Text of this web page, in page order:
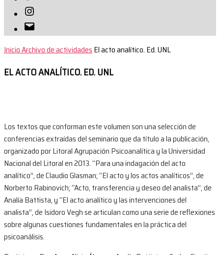
Instagram
Correo
electrónico
InicioArchivo de actividadesEl acto analítico. Ed. UNL
EL ACTO ANALÍTICO. ED. UNL
Los textos que conforman este volumen son una selección de
conferencias extraídas del seminario que da título a la publicación,
organizado por Litoral Agrupación Psicoanalítica y la Universidad
Nacional del Litoral en 2013. “Para una indagación del acto
analítico”, de Claudio Glasman; “El acto y los actos analíticos”, de
Norberto Rabinovich; “Acto, transferencia y deseo del analista”, de
Analía Battista, y “El acto analítico y las intervenciones del
analista”, de Isidoro Vegh se articulan como una serie de reflexiones
sobre algunas cuestiones fundamentales en la práctica del
psicoanálisis.